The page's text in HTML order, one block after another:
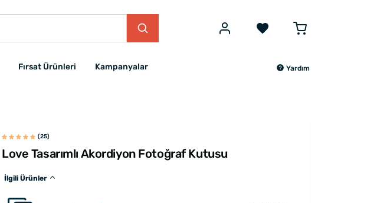
Fırsat Ürünleri Kampanyalar Yardım
(25)
Love Tasarımlı Akordiyon Fotoğraf Kutusu
İlgili Ürünler